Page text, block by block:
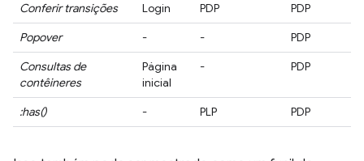
Conferir transições
Login PDP
PDP
Popover
- -
PDP
Consultas de
contêineres
Página
inicial
- PDP
:has() - PLP PDP